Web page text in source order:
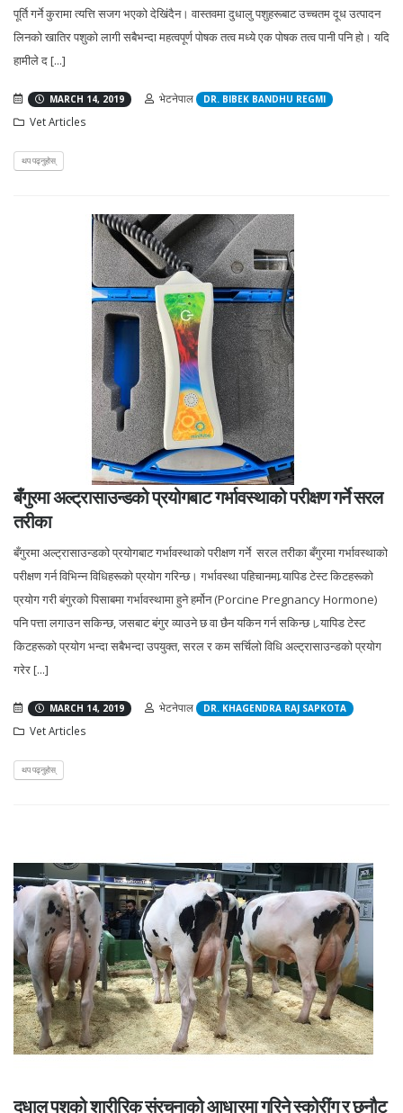
पूर्ति गर्ने कुरामा त्यत्ति सजग भएको देखिंदैन। वास्तवमा दुधालु पशुहरूबाट उच्चतम दूध उत्पादन
लिनको खातिर पशुको लागी सबैभन्दा महत्वपूर्ण पोषक तत्व मध्ये एक पोषक तत्व पानी पनि हो। यदि
हामीले द [...]
MARCH 14, 2019 भेटनेपाल DR. BIBEK BANDHU REGMI
Vet Articles
थप पढ्नुहोस्
बँगुरमा अल्ट्रासाउन्डको प्रयोगबाट गर्भावस्थाको परीक्षण गर्ने सरल
तरीका
बँगुरमा अल्ट्रासाउन्डको प्रयोगबाट गर्भावस्थाको परीक्षण गर्ने सरल तरीका बँगुरमा गर्भावस्थाको
परीक्षण गर्न विभिन्न विधिहरूको प्रयोग गरिन्छ। गर्भावस्था पहिचानमा र्‍यापिड टेस्ट किटहरूको
प्रयोग गरी बंगुरको पिसाबमा गर्भावस्थामा हुने हर्मोन (Porcine Pregnancy Hormone)
पनि पत्ता लगाउन सकिन्छ, जसबाट बंगुर व्याउने छ वा छैन यकिन गर्न सकिन्छ। र्‍यापिड टेस्ट
किटहरूको प्रयोग भन्दा सबैभन्दा उपयुक्त, सरल र कम सर्चिलो विधि अल्ट्रासाउन्डको प्रयोग
गरेर [...]
MARCH 14, 2019 भेटनेपाल DR. KHAGENDRA RAJ SAPKOTA
Vet Articles
थप पढ्नुहोस्
दूधालु पशुको शारीरिक संरचनाको आधारमा गरिने स्कोरींग र छनौट